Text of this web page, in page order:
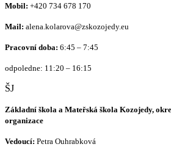
Mobil: +420 734 678 170
Mail: alena.kolarova@zskozojedy.eu
Pracovní doba: 6:45 – 7:45
odpoledne: 11:20 – 16:15
ŠJ
Základní škola a Mateřská škola Kozojedy,
organizace
Vedoucí: Petra Ouhrabková